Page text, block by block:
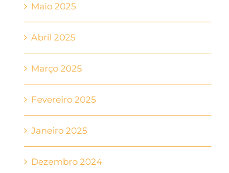
Maio 2025
Abril 2025
Março 2025
Fevereiro 2025
Janeiro 2025
Dezembro 2024